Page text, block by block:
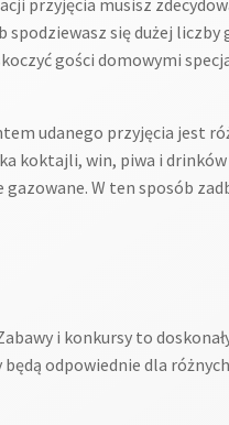
przyjęcia musisz
się dużej liczby
gości domowymi
udanego przyjęcia jest
koktajli, win, piwa i
W ten sposób
i konkursy to
odpowiednie dla